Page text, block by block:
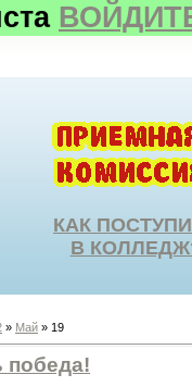
КАК
В
» Май » 19
победа!